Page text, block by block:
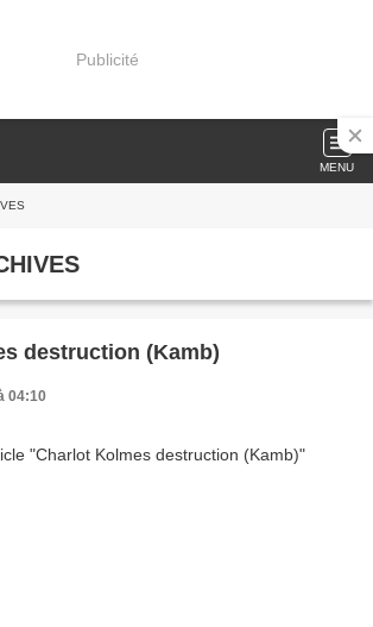
Publicité
MENU
destruction (Kamb)
04:10